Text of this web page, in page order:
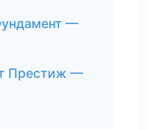
—
Престиж —